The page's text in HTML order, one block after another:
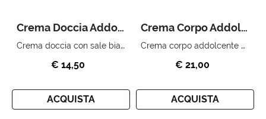
Crema Doccia Addolcente 300 ml
Crema doccia con sale bianco di bali ed estratto di ninfea.
€ 14,50
ACQUISTA
Crema Corpo Addolcente 150 ml
Crema corpo addolcente con estratto di ninfea.
€ 21,00
ACQUISTA